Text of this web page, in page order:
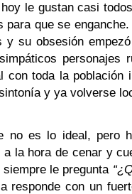
le gustan casi
para que se
y su obsesión
personajes
con toda la
y ya volverse
no es lo ideal, pero
a la hora de cenar y
siempre le pregunta
responde con un